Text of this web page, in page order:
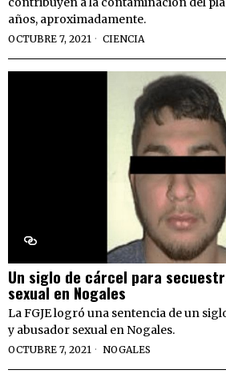
años, aproximadamente.
OCTUBRE 7, 2021 CIENCIA
Un siglo de cárcel para
sexual en Nogales
La FGJE logró una sentencia de un
y abusador sexual en Nogales.
OCTUBRE 7, 2021 NOGALES